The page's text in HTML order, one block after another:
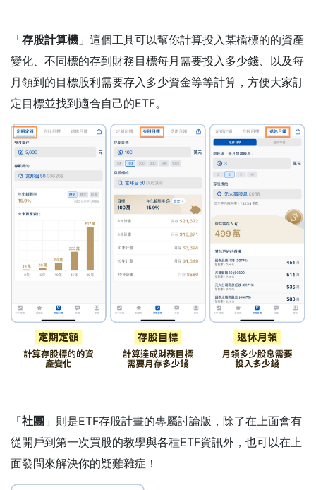
「存股計算機 」這個工具可以幫你計算投入某檔標的的資產
變化、不同標的存到財務目標每月需要投入多少錢、以及每
月領到的目標股利需要存入多少資金等等計算，方便大家訂
定目標並找到適合自己的ETF。
「社團 」則是ETF存股計畫的專屬討論版，除了在上面會有
從開戶到第一次買股的教學與各種ETF資訊外，也可以在上
面發問來解決你的疑難雜症！